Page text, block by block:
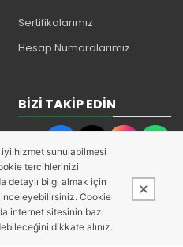
Sertifikalarımız
Hesap Numaralarımız
BIZI TAKIP EDIN
Sistemi ile hazırlanmıştır.
hizmet sunulabilmesi
tercihlerinizi
detaylı bilgi almak için
inceleyebilirsiniz. Cookie
internet sitesinin bazı
dikkate alınız.